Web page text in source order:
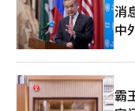
消
中
霸